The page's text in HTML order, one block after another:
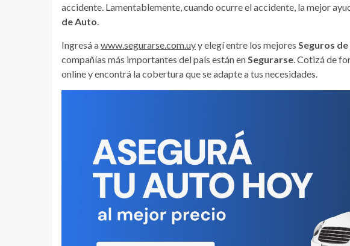
accidente. Lamentablemente, cuando ocurre el accidente, la mejor
de Auto.
Ingresá awww.segurarse.com.uyy elegí entre los mejores Seguros
compañías más importantes del país están enSegurarse. Cotizá de
online y encontrá la cobertura que se adapte a tus necesidades.